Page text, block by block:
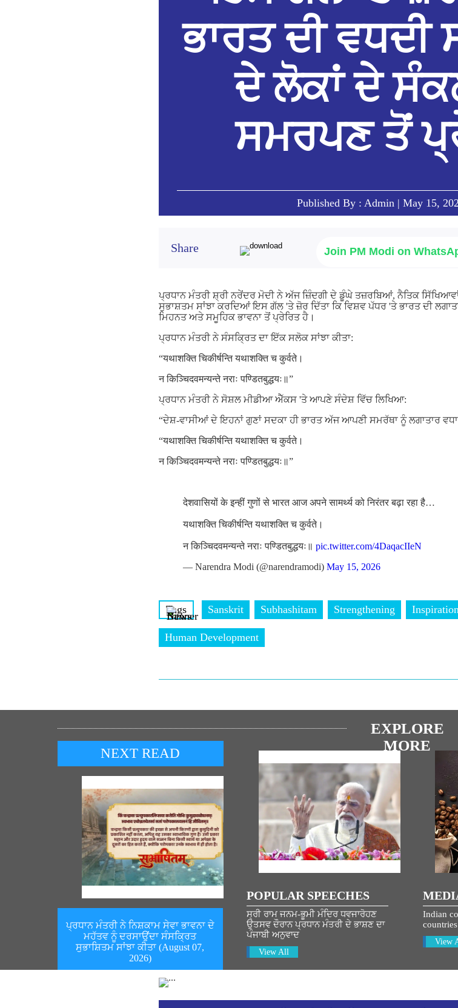
ਭਾਰਤ ਦੀ ਵਧਦੀ
ਦੇ ਲੋਕਾਂ ਦੇ
ਸਮਰਪਣ ਤੋਂ
Published By : Admin | May 15,
Share Join PM Modi on
ਪ੍ਰਧਾਨ ਮੰਤਰੀ ਸ਼੍ਰੀ ਨਰੇਂਦਰ ਮੋਦੀ ਨੇ ਅੱਜ ਜ਼ਿੰਦਗੀ ਦੇ ਡੂੰਘੇ ਤਜ਼ਰਬਿਆਂ, ਨੈਤਿਕ
ਸੁਭਾਸ਼ਤਮ ਸਾਂਝਾ ਕਰਦਿਆਂ ਇਸ ਗੱਲ 'ਤੇ ਜ਼ੋਰ ਦਿੱਤਾ ਕਿ ਵਿਸ਼ਵ ਪੱਧਰ 'ਤੇ ਭਾਰਤ ਦੀ
ਮਿਹਨਤ ਅਤੇ ਸਮੂਹਿਕ ਭਾਵਨਾ ਤੋਂ ਪ੍ਰੇਰਿਤ ਹੈ।
ਪ੍ਰਧਾਨ ਮੰਤਰੀ ਨੇ ਸੰਸਕ੍ਰਿਤ ਦਾ ਇੱਕ ਸਲੋਕ ਸਾਂਝਾ ਕੀਤਾ:
“यथाशक्ति चिकीर्षन्ति यथाशक्ति च कुर्वते।
न किञ्चिदवमन्यन्ते नराः पण्डितबुद्धयः॥”
ਪ੍ਰਧਾਨ ਮੰਤਰੀ ਨੇ ਸੋਸ਼ਲ ਮੀਡੀਆ ਐੱਕਸ 'ਤੇ ਆਪਣੇ ਸੰਦੇਸ਼ ਵਿੱਚ ਲਿਖਿਆ:
“ਦੇਸ਼-ਵਾਸੀਆਂ ਦੇ ਇਹਨਾਂ ਗੁਣਾਂ ਸਦਕਾ ਹੀ ਭਾਰਤ ਅੱਜ ਆਪਣੀ ਸਮਰੱਥਾ ਨੂੰ ਲਗਾਤਾਰ ਵਧਾ
“यथाशक्ति चिकीर्षन्ति यथाशक्ति च कुर्वते।
न किञ्चिदवमन्यन्ते नराः पण्डितबुद्धयः॥”
देशवासियों के इन्हीं गुणों से भारत आज अपने सामर्थ्य को निरंतर बढ़ा रहा है…
यथाशक्ति चिकीर्षन्ति यथाशक्ति च कुर्वते।
न किञ्चिदवमन्यन्ते नराः पण्डितबुद्धयः॥ pic.twitter.com/4DaqacIIeN
— Narendra Modi (@narendramodi) May 15, 2026
Tags Sanskrit Subhashitam Strengthening Inspiration
Human Development
EXPLORE
MORE
NEXT READ
ਪ੍ਰਧਾਨ ਮੰਤਰੀ ਨੇ ਨਿਸ਼ਕਾਮ ਸੇਵਾ ਭਾਵਨਾ ਦੇ
ਮਹੱਤਵ ਨੂੰ ਦਰਸਾਉਂਦਾ ਸੰਸਕ੍ਰਿਤ
ਸੁਭਾਸ਼ਿਤਮ ਸਾਂਝਾ ਕੀਤਾ (August 07,
2026)
POPULAR SPEECHES
ਸ੍ਰੀ ਰਾਮ ਜਨਮ-ਭੂਮੀ ਮੰਦਿਰ ਧਵਜਾਰੋਹਣ
ਉਤਸਵ ਦੌਰਾਨ ਪ੍ਰਧਾਨ ਮੰਤਰੀ ਦੇ ਭਾਸ਼ਣ ਦਾ
ਪੰਜਾਬੀ ਅਨੁਵਾਦ
View All
Indian
View